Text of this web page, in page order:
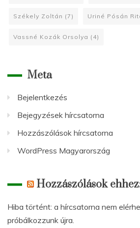
Székely Zoltán (7) Uriné Pósán
Vassné Kozák Orsolya (4)
Meta
Bejelentkezés
Bejegyzések hírcsatorna
Hozzászólások hírcsatorna
WordPress Magyarország
Hozzászólások
Hiba történt: a hírcsatorna nem
próbálkozzunk újra.